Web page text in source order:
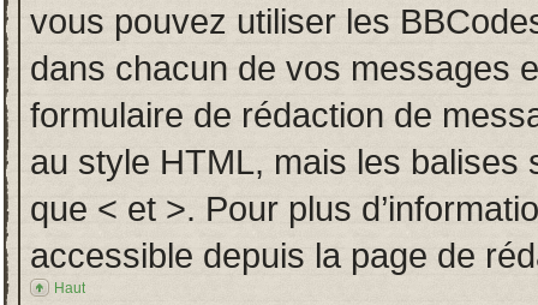
vous pouvez utiliser les
dans chacun de vos messages
formulaire de rédaction de
au style HTML, mais les
que < et >. Pour plus
accessible depuis la page de
Haut